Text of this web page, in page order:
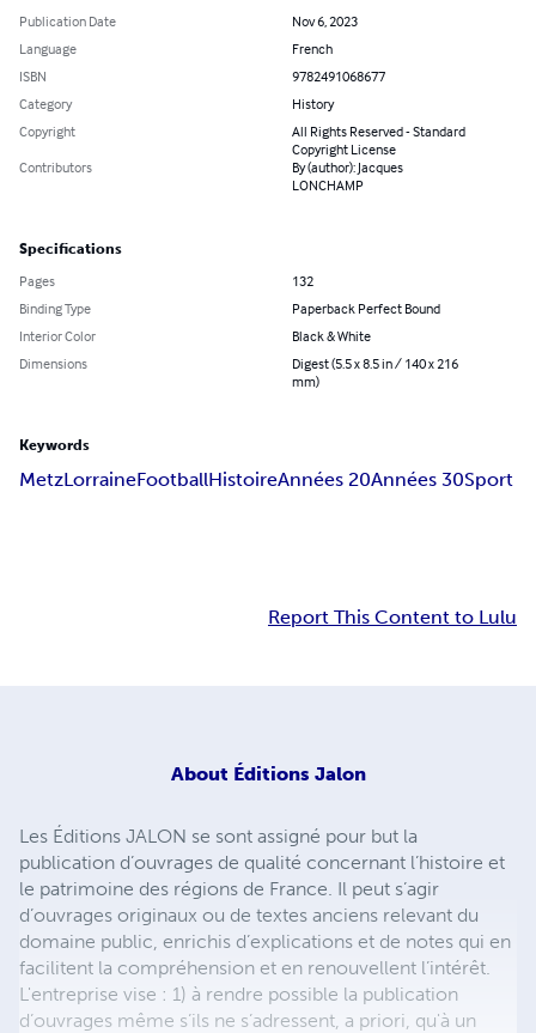
Publication Date
Nov 6, 2023
Language
French
ISBN
9782491068677
Category
History
Copyright
All Rights Reserved - Standard
Copyright License
Contributors
By (author): Jacques
LONCHAMP
Specifications
Pages
132
Binding Type
Paperback Perfect Bound
Interior Color
Black & White
Dimensions
Digest (5.5 x 8.5 in / 140 x 216
mm)
Keywords
MetzLorraineFootballHistoireAnnées 20Années 30Sport
Report This Content to Lulu
About Éditions Jalon
Les Éditions JALON se sont assigné pour but la
publication d’ouvrages de qualité concernant l’histoire et
le patrimoine des régions de France. Il peut s’agir
d’ouvrages originaux ou de textes anciens relevant du
domaine public, enrichis d’explications et de notes qui en
facilitent la compréhension et en renouvellent l’intérêt.
L'entreprise vise : 1) à rendre possible la publication
d’ouvrages même s’ils ne s’adressent, a priori, qu'à un